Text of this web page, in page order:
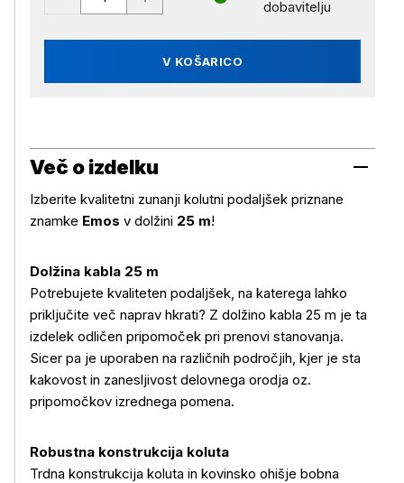
V KOŠARICO
dobavitelju
Več o izdelku
Izberite kvalitetni zunanji kolutni podaljšek priznane
znamke Emos v dolžini 25 m!
Dolžina kabla 25 m
Potrebujete kvaliteten podaljšek, na katerega lahko
priključite več naprav hkrati? Z dolžino kabla 25 m je ta
izdelek odličen pripomoček pri prenovi stanovanja.
Sicer pa je uporaben na različnih področjih, kjer je sta
kakovost in zanesljivost delovnega orodja oz.
pripomočkov izrednega pomena.
Robustna konstrukcija koluta
Trdna konstrukcija koluta in kovinsko ohišje bobna